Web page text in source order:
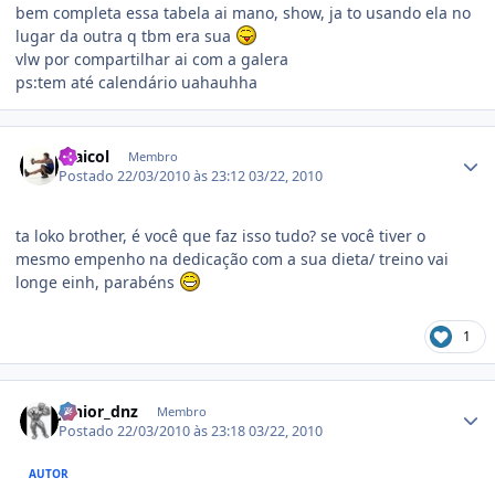
bem completa essa tabela ai mano, show, ja to usando ela no
lugar da outra q tbm era sua
vlw por compartilhar ai com a galera
ps:tem até calendário uahauhha
maicol Membro
Postado22/03/2010 às 23:1203/22, 2010
ta loko brother, é você que faz isso tudo? se você tiver o
mesmo empenho na dedicação com a sua dieta/ treino vai
longe einh, parabéns
1
junior_dnz Membro
Postado22/03/2010 às 23:1803/22, 2010
AUTOR